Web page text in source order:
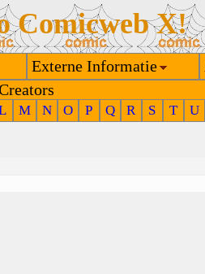
Comicweb X!
Externe Informatie
M N O P Q R S T U